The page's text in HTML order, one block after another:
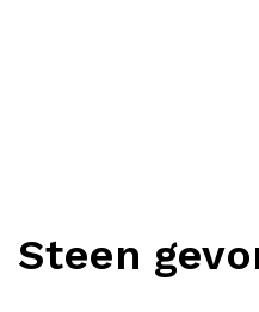
Steen